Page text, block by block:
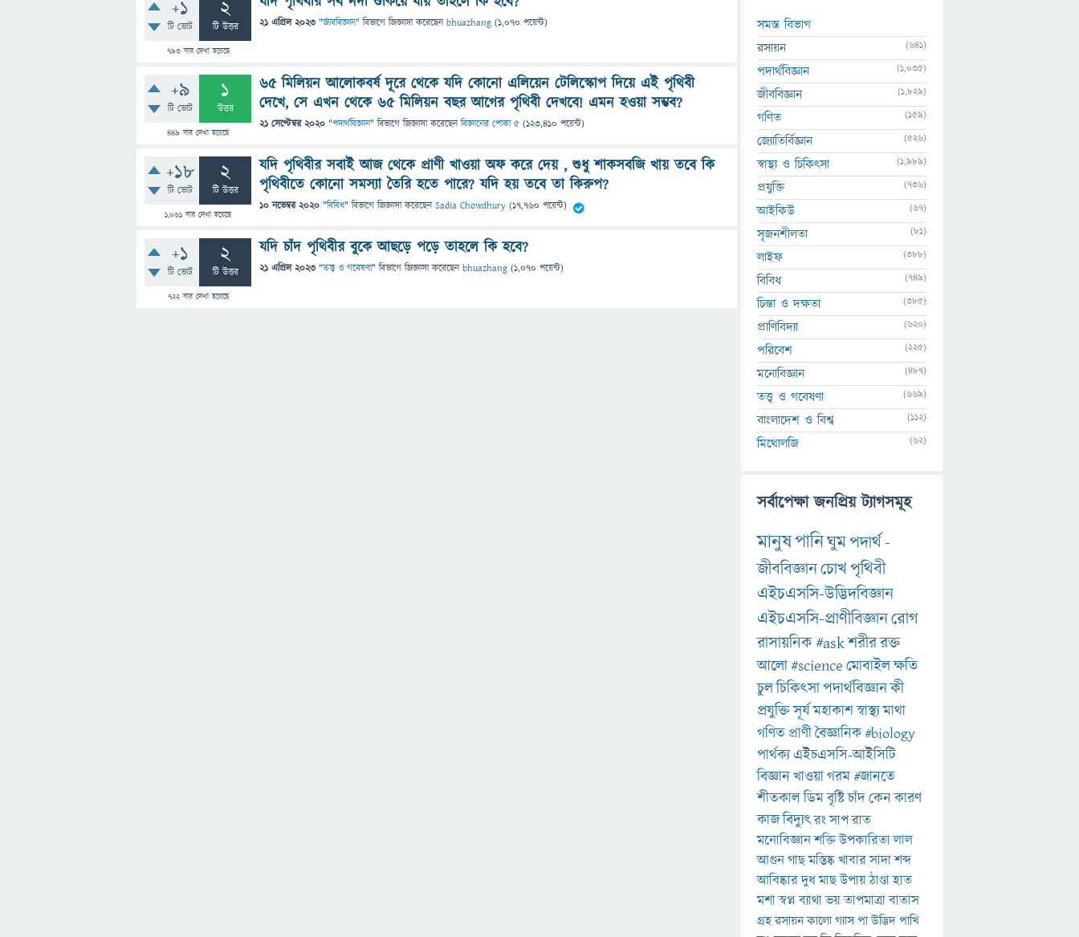
+1
টি ভোট
2
টি উত্তর
793বার দেখা হয়েছে
21 এপ্রিল 2023 "জীববিজ্ঞান" বিভাগে জিজ্ঞাসাকরেছেনbhuazhang (1,070 পয়েন্ট)
+9
টি ভোট
1
উত্তর
449 বার দেখা হয়েছে
৬৫ মিলিয়ন আলোকবর্ষ দূরে থেকে যদি কোনো এলিয়েন টেলিস্কোপ দিয়ে এই পৃথিবী
দেখে, সে এখন থেকে ৬৫ মিলিয়ন বছর আগের পৃথিবী দেখবে! এমন হওয়া সম্ভব?
21 সেপ্টেম্বর 2020 "পদার্থবিজ্ঞান" বিভাগে জিজ্ঞাসাকরেছেনবিজ্ঞানের পোকা ৫ (123,410 পয়েন্ট)
+18
টি ভোট
2
টি উত্তর
1,061 বার দেখা হয়েছে
যদি পৃথিবীর সবাই আজ থেকে প্রাণী খাওয়া অফ করে দেয় , শুধু শাকসবজি খায় তবে কি
পৃথিবীতে কোনো সমস্যা তৈরি হতে পারে? যদি হয় তবে তা কিরুপ?
10 নভেম্বর 2020 "বিবিধ" বিভাগে জিজ্ঞাসাকরেছেনSadia Chowdhury (17,760 পয়েন্ট)
+1
টি ভোট
2
টি উত্তর
722বার দেখা হয়েছে
যদি চাঁদ পৃথিবীর বুকে আছড়ে পড়ে তাহলে কি হবে?
21 এপ্রিল 2023 "তত্ত্ব ও গবেষণা" বিভাগে জিজ্ঞাসাকরেছেনbhuazhang (1,070 পয়েন্ট)
সমস্ত বিভাগ
রসায়ন
(641)
পদার্থবিজ্ঞান (1,035)
জীববিজ্ঞান (1,829)
গণিত (159)
জ্যোতির্বিজ্ঞান (526)
স্বাস্থ্য ও চিকিৎসা (1,989)
প্রযুক্তি (736)
আইকিউ (67)
সৃজনশীলতা (81)
লাইফ (388)
বিবিধ (749)
চিন্তা ও দক্ষতা (385)
প্রাণিবিদ্যা (620)
পরিবেশ (225)
মনোবিজ্ঞান (487)
তত্ত্ব ও গবেষণা (669)
বাংলাদেশ ও বিশ্ব (112)
মিথোলজি (62)
সর্বাপেক্ষা জনপ্রিয় ট্যাগসমূহ
মানুষপানিঘুমপদার্থ-
জীববিজ্ঞানচোখপৃথিবী
এইচএসসি-উদ্ভিদবিজ্ঞান
এইচএসসি-প্রাণীবিজ্ঞানরোগ
রাসায়নিক#askশরীররক্ত
আলো#scienceমোবাইলক্ষতি
চুলচিকিৎসাপদার্থবিজ্ঞানকী
প্রযুক্তিসূর্যমহাকাশস্বাস্থ্যমাথা
গণিত প্রাণীবৈজ্ঞানিক#biology
পার্থক্য এইচএসসি-আইসিটি
বিজ্ঞানখাওয়াগরম#জানতে
শীতকালডিমবৃষ্টিচাঁদকেনকারণ
কাজবিদ্যুৎরংসাপরাত
মনোবিজ্ঞানশক্তিউপকারিতালাল
আগুনগাছমস্তিষ্কখাবারসাদাশব্দ
আবিষ্কারদুধমাছউপায়ঠাণ্ডাহাত
মশাস্বপ্নব্যাথাভয়তাপমাত্রাবাতাস
গ্রহরসায়নকালোগ্যাসপাউদ্ভিদপাখি